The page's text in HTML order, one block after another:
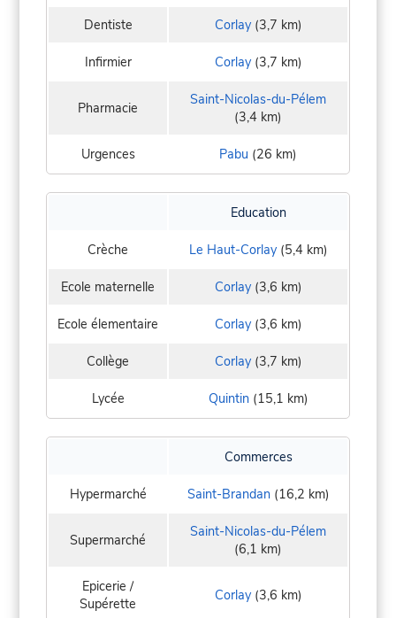
Dentiste Corlay(3,7 km)
Infirmier Corlay(3,7 km)
Pharmacie
Saint-Nicolas-du-Pélem
(3,4 km)
Urgences Pabu (26 km)
Education
Crèche Le Haut-Corlay(5,4 km)
Ecole maternelle Corlay(3,6 km)
Ecole élementaire Corlay(3,6 km)
Collège Corlay(3,7 km)
Lycée Quintin(15,1 km)
Commerces
Hypermarché Saint-Brandan(16,2 km)
Supermarché
Saint-Nicolas-du-Pélem
(6,1 km)
Epicerie /
Supérette
Corlay(3,6 km)